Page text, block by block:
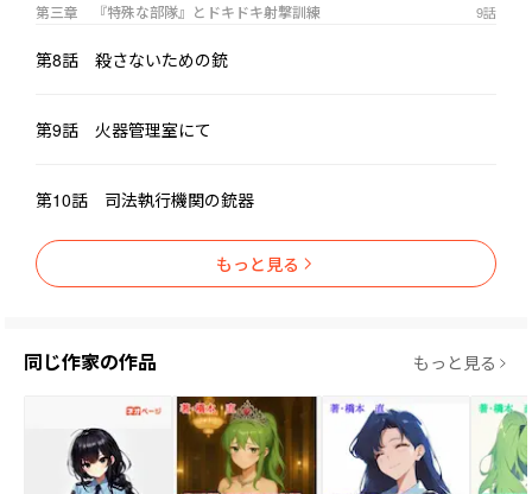
第三章 『特殊な部隊』とドキドキ射撃訓練 9話
第8話 殺さないための銃
第9話 火器管理室にて
第10話 司法執行機関の銃器
もっと見る
同じ作家の作品 もっと見る